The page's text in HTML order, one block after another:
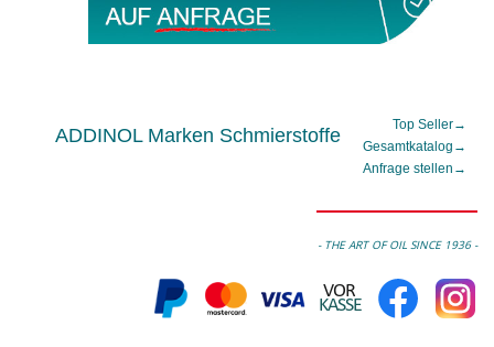
ADDINOL Marken Schmierstoffe Top Seller→
Gesamtkatalog →
Anfrage stellen →
- THE ART OF OIL SINCE 1936 -